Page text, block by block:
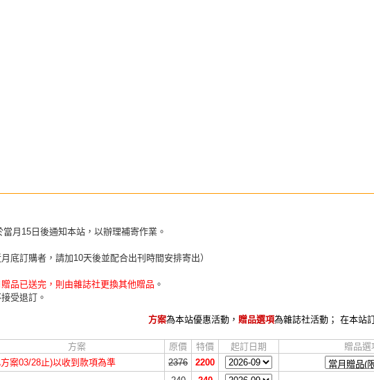
月15日後通知本站，以辦理補寄作業。
底訂購者，請加10天後並配合出刊時間安排寄出）
品已送完，則由雜誌社更換其他贈品 。
受退訂。
方案為本站優惠活動， 贈品選項為雜誌社活動； 在本站
方案 原價 特價 起訂日期 贈品選
案03/28止)以收到款項為準 2376 2200